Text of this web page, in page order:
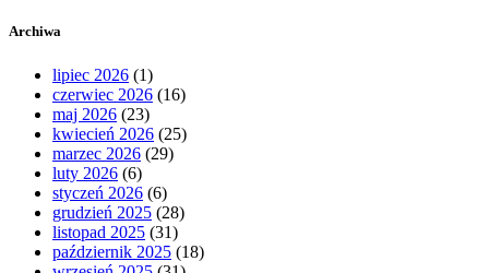
Archiwa
lipiec 2026 (1)
czerwiec 2026 (16)
maj 2026 (23)
kwiecień 2026 (25)
marzec 2026 (29)
luty 2026 (6)
styczeń 2026 (6)
grudzień 2025 (28)
listopad 2025 (31)
październik 2025 (18)